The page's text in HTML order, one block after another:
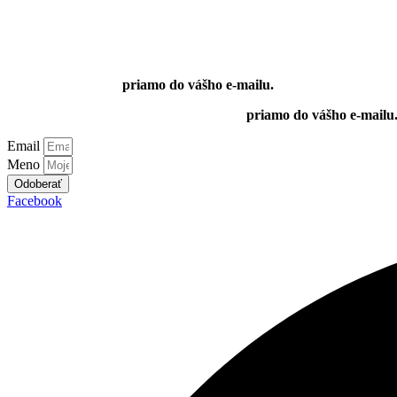
priamo do vášho e-mailu.
priamo do vášho e-mailu.
Email
Meno
Odoberať
Facebook